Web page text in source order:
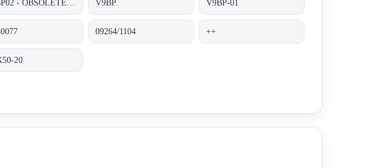
V9BP V9BP-01
09264/1104 ++
20